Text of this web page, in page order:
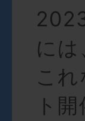
に
こ
ト